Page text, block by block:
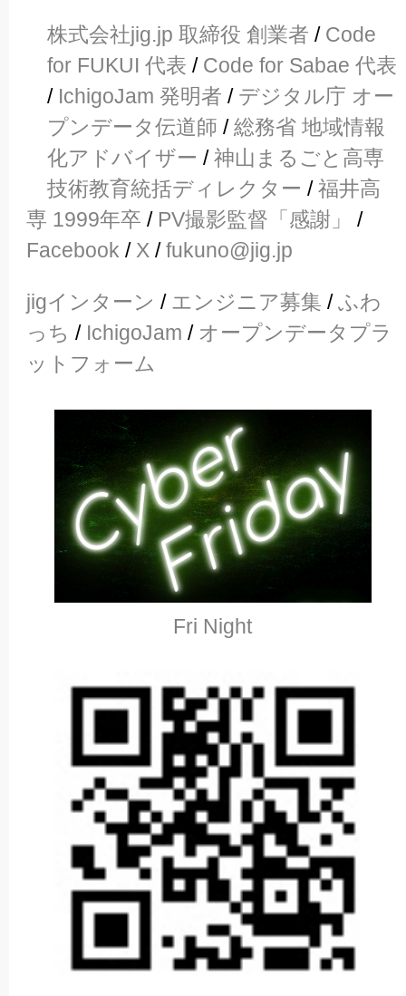
株式会社jig.jp 取締役 創業者 / Code
for FUKUI 代表 / Code for Sabae 代表
/ IchigoJam 発明者 / デジタル庁 オー
プンデータ伝道師 /総務省 地域情報
化アドバイザー /神山まるごと高専
技術教育統括ディレクター /福井高
専 1999年卒 / PV撮影監督「感謝」
/
Facebook / X /fukuno@jig.jp
jigインターン / エンジニア募集 /ふわ
っち / IchigoJam / オープンデータプラ
ットフォーム
Fri Night